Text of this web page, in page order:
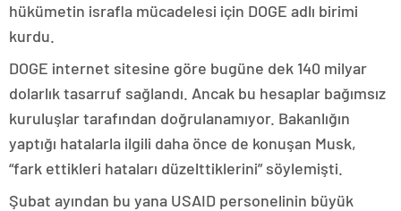
hükümetin israfla mücadelesi için DOGE adlı birimi
kurdu.
DOGE internet sitesine göre bugüne dek 140 milyar
dolarlık tasarruf sağlandı. Ancak bu hesaplar bağımsız
kuruluşlar tarafından doğrulanamıyor. Bakanlığın
yaptığı hatalarla ilgili daha önce de konuşan Musk,
“fark ettikleri hataları düzelttiklerini” söylemişti.
Şubat ayından bu yana USAID personelinin büyük